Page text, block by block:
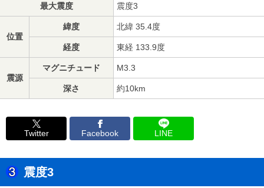
最大震度 震度3
位置
緯度 北緯 35.4度
経度 東経 133.9度
震源
マグニチュード M3.3
深さ 約10km
Twitter Facebook LINE
震度3